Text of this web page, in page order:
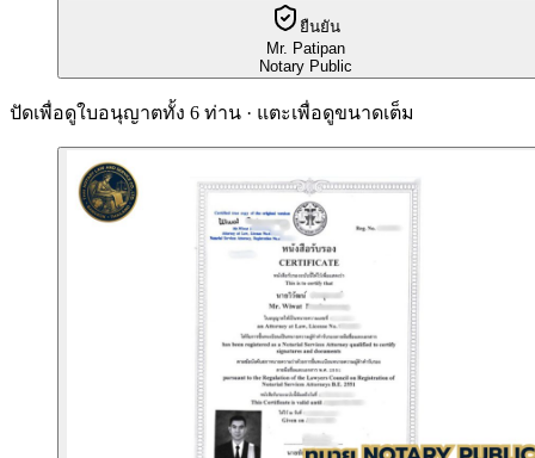
ยืนยัน
Mr. Patipan
Notary Public
ปัดเพื่อดูใบอนุญาตทั้ง 6 ท่าน · แตะเพื่อดูขนาดเต็ม